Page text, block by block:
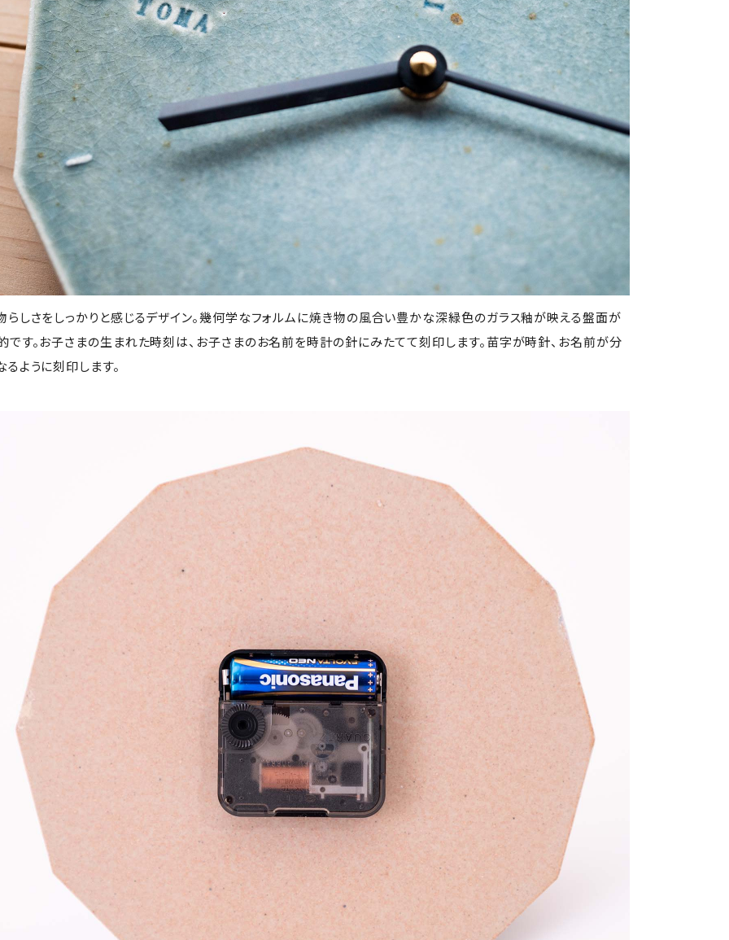
らしさをしっかりと感じるデザイン。幾何学なフォルムに焼き物の風合い豊かな深緑色のガラス釉が映える盤面が
です。お子さまの生まれた時刻は、お子さまのお名前を時計の針にみたてて刻印します。苗字が時針、お名前が分
るように刻印します。